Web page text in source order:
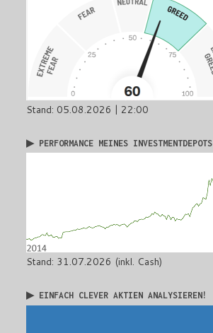
Stand: 05.08.2026 | 22:00
▶ PERFORMANCE MEINES INVESTMENTDEPOTS
Stand: 31.07.2026 (inkl. Cash)
▶ EINFACH CLEVER AKTIEN ANALYSIEREN!